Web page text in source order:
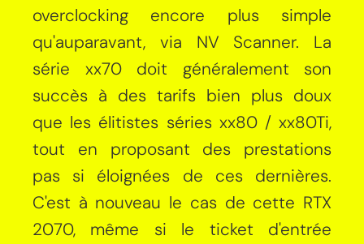
overclocking encore plus simple
qu'auparavant, via NV Scanner. La
série xx70 doit généralement son
succès à des tarifs bien plus doux
que les élitistes séries xx80 / xx80Ti,
tout en proposant des prestations
pas si éloignées de ces dernières.
C'est à nouveau le cas de cette RTX
2070, même si le ticket d'entrée